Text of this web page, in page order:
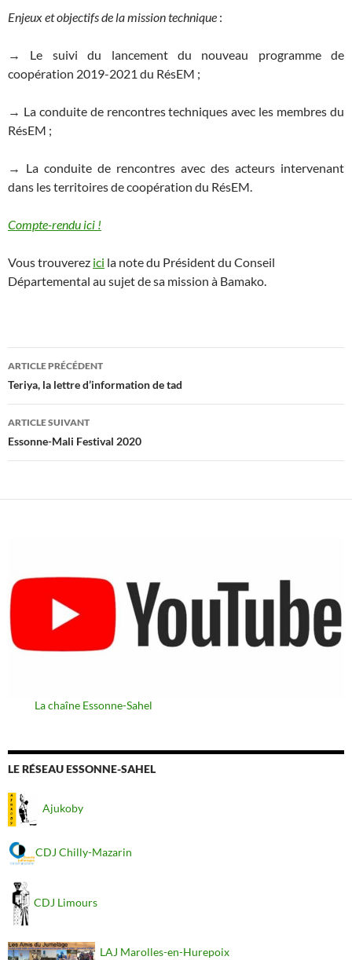
Enjeux et objectifs de la mission technique :
→ Le suivi du lancement du nouveau programme de
coopération 2019-2021 du RésEM ;
→ La conduite de rencontres techniques avec les membres du
RésEM ;
→ La conduite de rencontres avec des acteurs intervenant
dans les territoires de coopération du RésEM.
Compte-rendu ici !
Vous trouverez ici la note du Président du Conseil
Départemental au sujet de sa mission à Bamako.
Navigation
des
articles
ARTICLE PRÉCÉDENT
Teriya, la lettre d’information de tad
ARTICLE SUIVANT
Essonne-Mali Festival 2020
La chaîne Essonne-Sahel
LE RÉSEAU ESSONNE-SAHEL
Ajukoby
CDJ Chilly-Mazarin
CDJ Limours
LAJ Marolles-en-Hurepoix